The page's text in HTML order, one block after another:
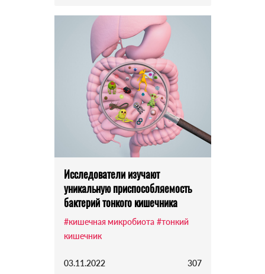
Исследователи изучают
уникальную приспособляемость
бактерий тонкого кишечника
#кишечная микробиота #тонкий
кишечник
03.11.2022 307